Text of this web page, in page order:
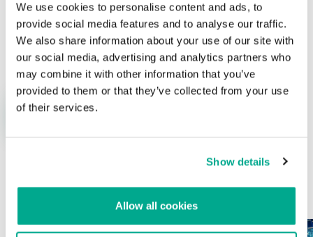
We use cookies to personalise content and ads, to
provide social media features and to analyse our traffic.
We also share information about your use of our site with
our social media, advertising and analytics partners who
may combine it with other information that you’ve
provided to them or that they’ve collected from your use
of their services.
Show details
Allow all cookies
Nombre* Correo electrónico *
ÚLTIMAS PUBLICACIONES